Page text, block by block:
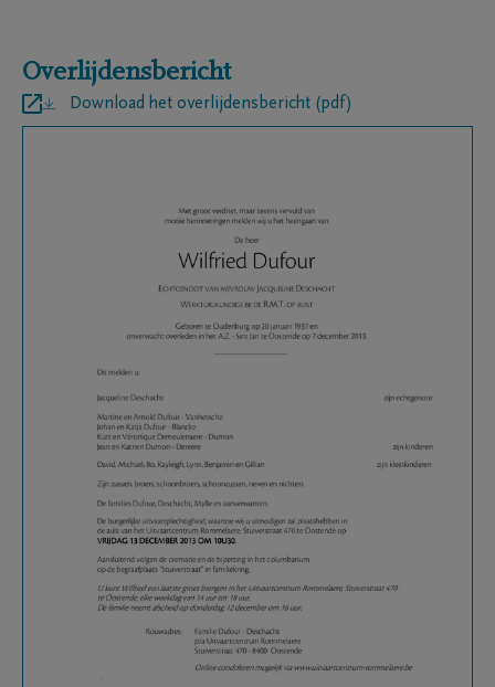
Overlijdensbericht
Download het overlijdensbericht (pdf)